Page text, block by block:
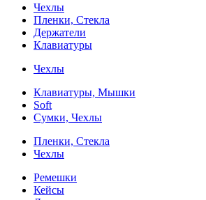
Чехлы
Пленки, Стекла
Держатели
Клавиатуры
Чехлы
Клавиатуры, Мышки
Soft
Сумки, Чехлы
Пленки, Стекла
Чехлы
Ремешки
Кейсы